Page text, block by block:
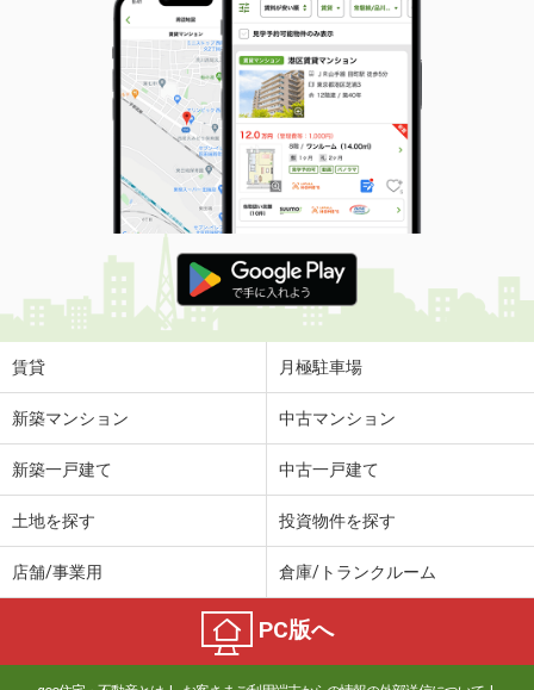
賃貸 月極駐車場
新築マンション 中古マンション
新築一戸建て 中古一戸建て
土地を探す 投資物件を探す
店舗/事業用 倉庫/トランクルーム
PC版へ